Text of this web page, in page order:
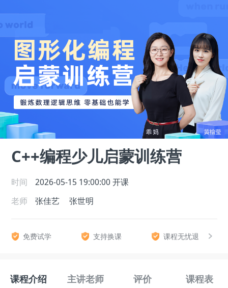
C++编程少儿启蒙训练营
时间 2026-05-15 19:00:00 开课
老师
张佳艺 张世明
免费试学 支持换课 课程无忧退
课程介绍 主讲老师 评价 课程表